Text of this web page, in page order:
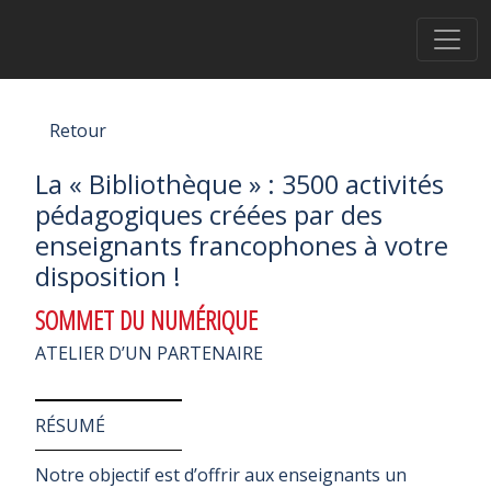
Retour
La « Bibliothèque » : 3500 activités
pédagogiques créées par des
enseignants francophones à votre
disposition !
SOMMET DU NUMÉRIQUE
ATELIER D’UN PARTENAIRE
RÉSUMÉ
Notre objectif est d’offrir aux enseignants un